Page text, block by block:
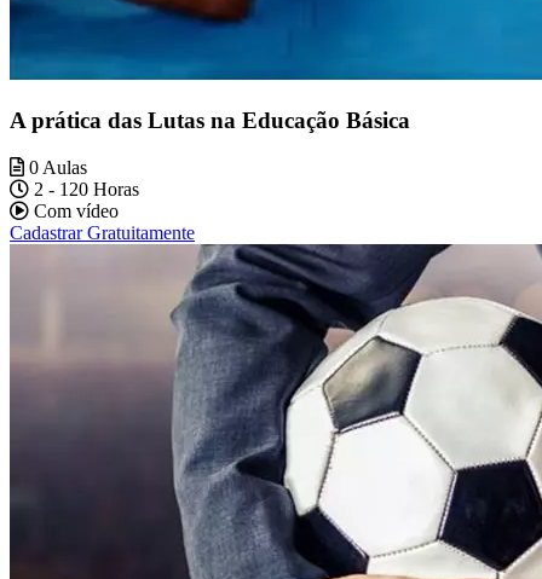
A prática das Lutas na Educação Básica
0 Aulas
2 - 120 Horas
Com vídeo
Cadastrar Gratuitamente